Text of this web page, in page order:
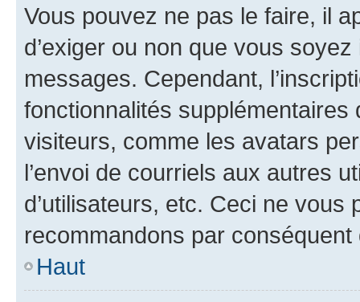
Vous pouvez ne pas le faire, il
d’exiger ou non que vous
messages. Cependant,
fonctionnalités
visiteurs, comme les avatars
l’envoi de courriels aux autres
d’utilisateurs, etc. Ceci ne vous
recommandons par conséquent
Haut